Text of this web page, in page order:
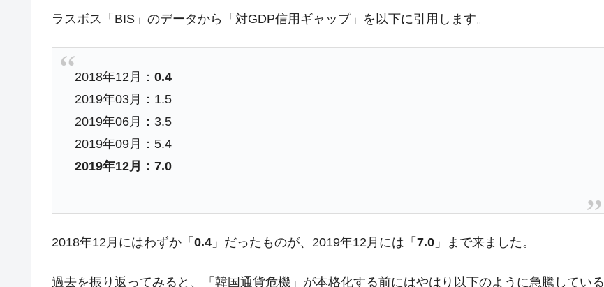
ラスボス「BIS」のデータから「対GDP信用ギャップ」を以下に引用します。
2018年12月：0.4
2019年03月：1.5
2019年06月：3.5
2019年09月：5.4
2019年12月：7.0
2018年12月にはわずか「 0.4 」だったものが、2019年12月には「 7.0 」まで来ました。
過去を振り返ってみると、「韓国通貨危機」が本格化する前にはやはり以下のように急騰している